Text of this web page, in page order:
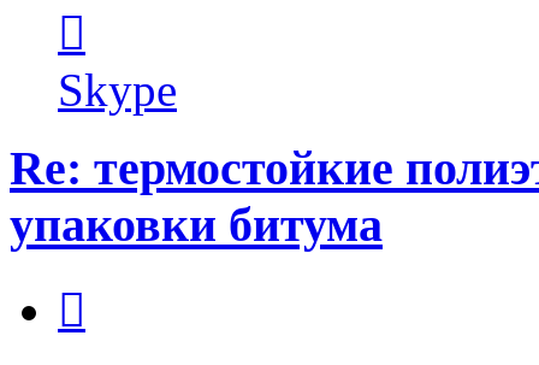
пользователя
serj364
Skype
Re: термостойкие
упаковки битума